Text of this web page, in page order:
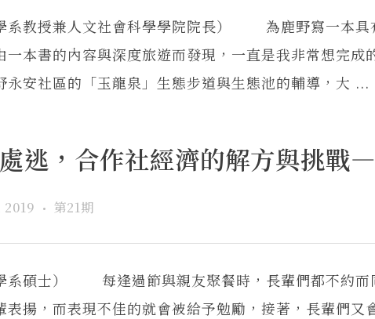
系教授兼人文社會科學學院院長） 為鹿野寫一本具
一本書的內容與深度旅遊而發現，一直是我非常想完成
永安社區的「玉龍泉」生態步道與生態池的輔導，大 ...
逃，合作社經濟的解方與挑戰
2019 第21期
系碩士） 每逢過節與親友聚餐時，長輩們都不約而
表揚，而表現不佳的就會被給予勉勵，接著，長輩們又